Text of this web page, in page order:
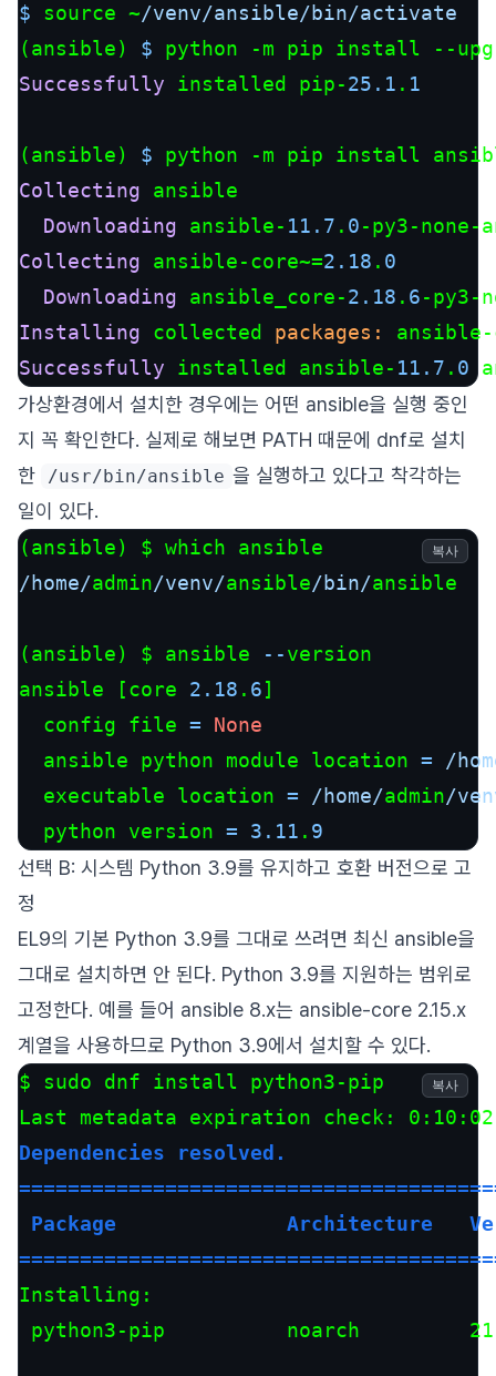
$ source ~/venv/ansible/bin/activate
(ansible) $
Successfully installed pip-25.1 . 1
(ansible) $
Collecting ansible
Downloading ansible- 11.7 . 0
Collecting ansible-core~=2.18 . 0
Downloading ansible_core-2.18 . 6
Installing collected packages:
Successfully installed ansible- 11.7 . 0
가상환경에서 설치한 경우에는 어떤 ansible을 실행 중인
지 꼭 확인한다. 실제로 해보면 PATH 때문에 dnf로 설치
한
/usr/bin/ansible 을 실행하고 있다고 착각하는
일이 있다.
/home/admin/venv/ansible/bin/ansible
(ansible) $ ansible --version
ansible [core 2.18 . 6]
  config file
=
None
  ansible python module location
=
/
  executable location
= /home/admin/
  python version
= 3.11 . 9
복사
선택 B: 시스템 Python 3.9를 유지하고 호환 버전으로 고
정
EL9의 기본 Python 3.9를 그대로 쓰려면 최신 ansible을
그대로 설치하면 안 된다. Python 3.9를 지원하는 범위로
고정한다. 예를 들어 ansible 8.x는 ansible-core 2.15.x
계열을 사용하므로 Python 3.9에서 설치할 수 있다.
$ sudo dnf install python3-pip
Dependencies resolved.
Package              Architecture
Installing:
python3-pip          noarch
복사